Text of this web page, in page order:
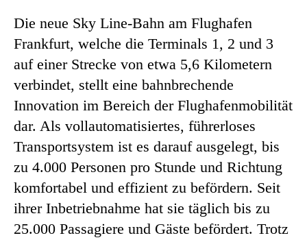
Die neue Sky Line-Bahn am Flughafen
Frankfurt, welche die Terminals 1, 2 und 3
auf einer Strecke von etwa 5,6 Kilometern
verbindet, stellt eine bahnbrechende
Innovation im Bereich der Flughafenmobilität
dar. Als vollautomatisiertes, führerloses
Transportsystem ist es darauf ausgelegt, bis
zu 4.000 Personen pro Stunde und Richtung
komfortabel und effizient zu befördern. Seit
ihrer Inbetriebnahme hat sie täglich bis zu
25.000 Passagiere und Gäste befördert. Trotz